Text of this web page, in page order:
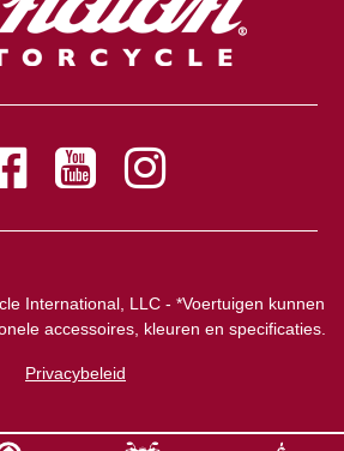
International, LLC - *Voertuigen kunnen
accessoires, kleuren en specificaties.
Privacybeleid